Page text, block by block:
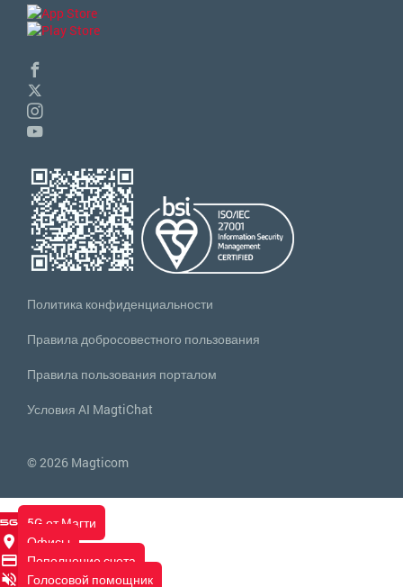
Политика конфиденциальности
Правила добросовестного пользования
Правила пользования порталом
Условия AI MagtiChat
© 2026 Magticom
5G от Магти
Офисы
Пополнение счета
Голосовой помощник